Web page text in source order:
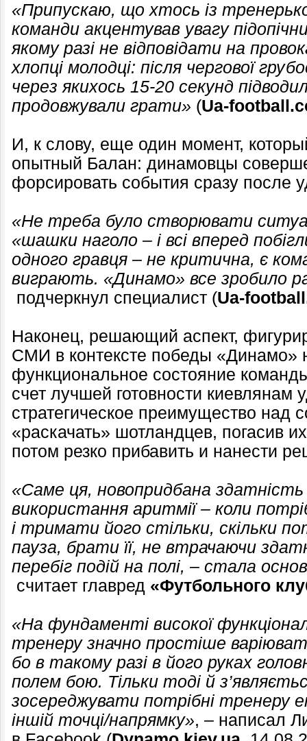
«Припускаю, що хтось із
команди акцентував увагу
якому разі не відповідати на
хлопці молодці: після чергової
через якихось 15-20 секунд
продовжували грати» (Ua-
И, к слову, еще один момент,
опытный Балан: динамовцы
форсировать события сразу после
«Не треба було створювати
«шашки наголо – і всі вперед
одного гравця – не критична, є
виграють. «Динамо» все зробило
подчеркнул специалист (Ua-
Наконец, решающий аспект,
СМИ в контексте победы «Динамо»
функциональное состояние
счет лучшей готовности киевлянам
стратегическое преимущество над
«раскачать» шотландцев, погасив
потом резко прибавить и нанести
«Саме ця, новопридбана
використання аритмії – коли
і тримати його стільки, скільки
пауза, брати її, не втрачаючи
перебіг подій на полі, – стала
считает главред «Футбольного
«На фундаменті високої
тренеру значно простіше
бо в такому разі в його руках
полем бою. Тільки тоді й
зосереджувати потрібні тренеру
іншій точці/напрямку», – написал